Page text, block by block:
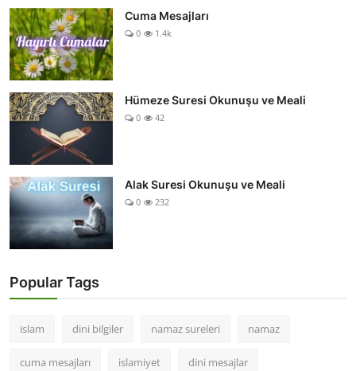
Cuma Mesajları
0 1.4k
Hümeze Suresi Okunuşu ve Meali
0 42
Alak Suresi Okunuşu ve Meali
0 232
Popular Tags
islam dini bilgiler namaz sureleri namaz
cuma mesajları islamiyet dini mesajlar